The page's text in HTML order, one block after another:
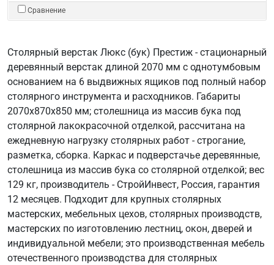
Сравнение
Столярный верстак Люкс (бук) Престиж - стационарный
деревянный верстак длиной 2070 мм с однотумбовым
основанием на 6 выдвижных ящиков под полный набор
столярного инструмента и расходников. Габариты
2070х870х850 мм; столешница из массив бука под
столярной лакокрасочной отделкой, рассчитана на
ежедневную нагрузку столярных работ - строгание,
разметка, сборка. Каркас и подверстачье деревянные,
столешница из массив бука со столярной отделкой; вес
129 кг, производитель - СтройИнвест, Россия, гарантия
12 месяцев. Подходит для крупных столярных
мастерских, мебельных цехов, столярных производств,
мастерских по изготовлению лестниц, окон, дверей и
индивидуальной мебели; это производственная мебель
отечественного производства для столярных